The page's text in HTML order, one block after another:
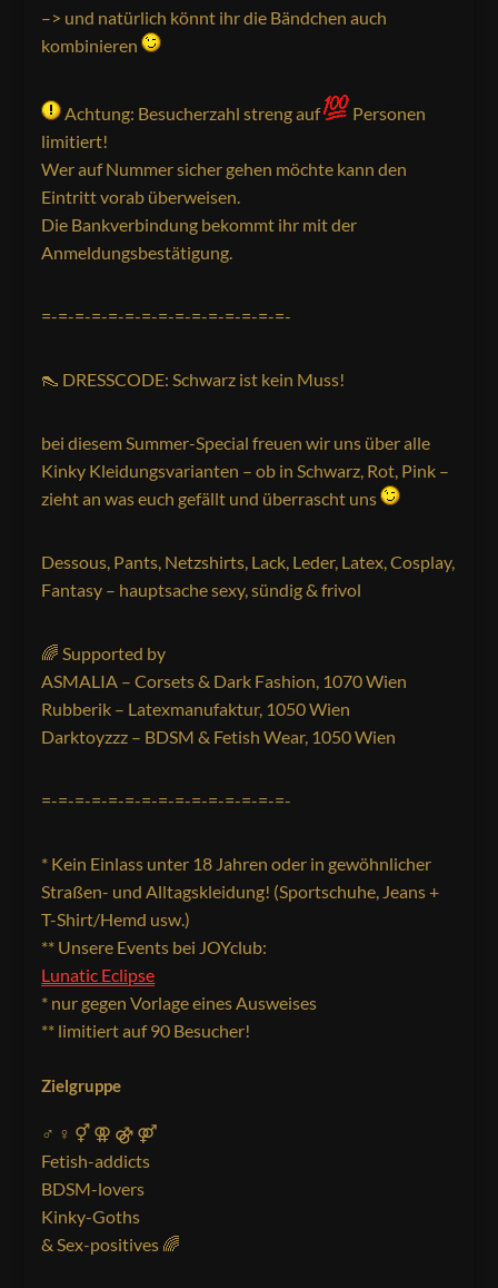
–> und natürlich könnt ihr die Bändchen auch
kombinieren
Achtung: Besucherzahl streng auf
Personen
limitiert!
Wer auf Nummer sicher gehen möchte kann den
Eintritt vorab überweisen.
Die Bankverbindung bekommt ihr mit der
Anmeldungsbestätigung.
=-=-=-=-=-=-=-=-=-=-=-=-=-=-=-
👠 DRESSCODE: Schwarz ist kein Muss!
bei diesem Summer-Special freuen wir uns über alle
Kinky Kleidungsvarianten – ob in Schwarz, Rot, Pink –
zieht an was euch gefällt und überrascht uns
Dessous, Pants, Netzshirts, Lack, Leder, Latex, Cosplay,
Fantasy – hauptsache sexy, sündig & frivol
🌈 Supported by
ASMALIA – Corsets & Dark Fashion, 1070 Wien
Rubberik – Latexmanufaktur, 1050 Wien
Darktoyzzz – BDSM & Fetish Wear, 1050 Wien
=-=-=-=-=-=-=-=-=-=-=-=-=-=-=-
* Kein Einlass unter 18 Jahren oder in gewöhnlicher
Straßen- und Alltagskleidung! (Sportschuhe, Jeans +
T-Shirt/Hemd usw.)
** Unsere Events bei JOYclub:
Lunatic Eclipse
* nur gegen Vorlage eines Ausweises
** limitiert auf90 Besucher!
Zielgruppe
♂ ♀ ⚥ ⚢ ⚣ ⚤
Fetish-addicts
BDSM-lovers
Kinky-Goths
& Sex-positives 🌈